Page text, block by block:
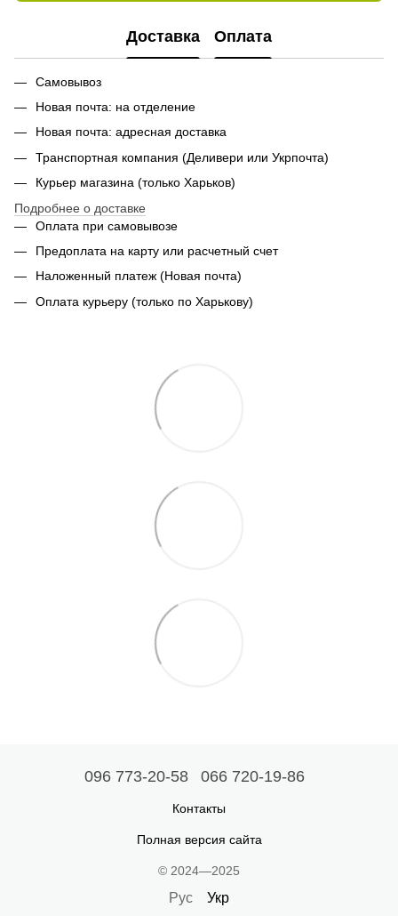
Доставка Оплата
Самовывоз
Новая почта: на отделение
Новая почта: адресная доставка
Транспортная компания (Деливери или Укрпочта)
Курьер магазина (только Харьков)
Подробнее о доставке
Оплата при самовывозе
Предоплата на карту или расчетный счет
Наложенный платеж (Новая почта)
Оплата курьеру (только по Харькову)
096 773-20-58 066 720-19-86
Контакты
Полная версия сайта
© 2024—2025
Рус Укр